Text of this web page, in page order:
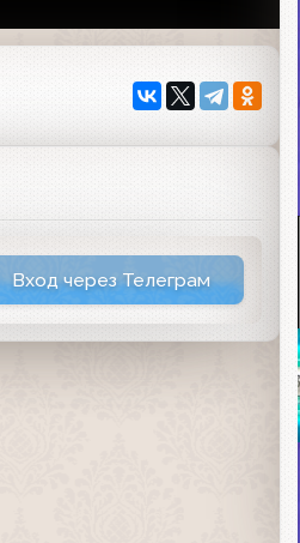
Вход через Телеграм